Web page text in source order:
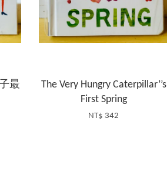
最
The Very Hungry Caterpillar’’s
First Spring
NT$ 342